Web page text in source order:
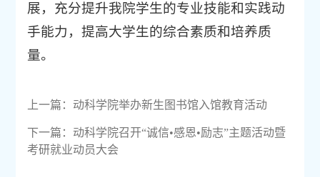
展，充分提升我院学生的专业技能和实践动
手能力，提高大学生的综合素质和培养质
量。
上一篇： 动科学院举办新生图书馆入馆教育活动
下一篇： 动科学院召开“诚信•感恩•励志”主题活动暨
考研就业动员大会